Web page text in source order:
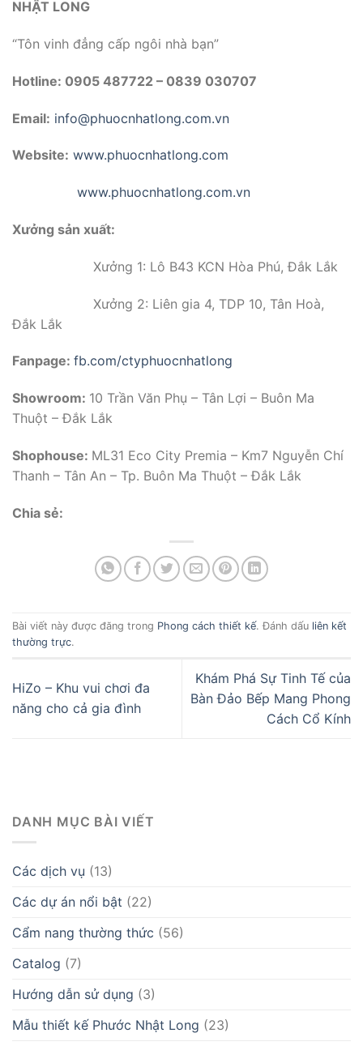
DANH MỤC BÀI VIẾT
Các dịch vụ (13)
Các dự án nổi bật (22)
Cẩm nang thường thức (56)
Catalog (7)
Hướng dẫn sử dụng (3)
Mẫu thiết kế Phước Nhật Long (23)
NHẬT LONG
“Tôn vinh đẳng cấp ngôi nhà bạn”
Hotline: 0905 487722 – 0839 030707
Email: info@phuocnhatlong.com.vn
Website: www.phuocnhatlong.com
www.phuocnhatlong.com.vn
Xưởng sản xuất:
Xưởng 1: Lô B43 KCN Hòa Phú, Đắk Lắk
Xưởng 2: Liên gia 4, TDP 10, Tân Hoà,
Đắk Lắk
Fanpage: fb.com/ctyphuocnhatlong
Showroom: 10 Trần Văn Phụ – Tân Lợi – Buôn Ma
Thuột – Đắk Lắk
Shophouse: ML31 Eco City Premia – Km7 Nguyễn Chí
Thanh – Tân An – Tp. Buôn Ma Thuột – Đắk Lắk
Chia sẻ:
Bài viết này được đăng trong Phong cách thiết kế. Đánh dấu liên kết
thường trực.
HiZo – Khu vui chơi đa
năng cho cả gia đình
Khám Phá Sự Tinh Tế của
Bàn Đảo Bếp Mang Phong
Cách Cổ Kính